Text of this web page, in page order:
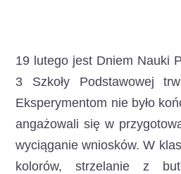
19 lutego jest Dniem Nauki
3 Szkoły Podstawowej
Eksperymentom nie było
angażowali się w
wyciąganie wniosków. W
kolorów, strzelanie z